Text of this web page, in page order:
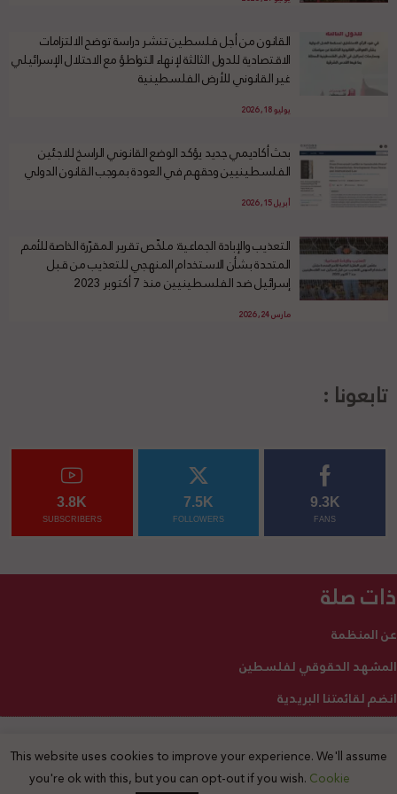
القانون من أجل فلسطين تنشر دراسة توضح الالتزامات
الاقتصادية للدول الثالثة لإنهاء التواطؤ مع الاحتلال الإسرائيلي
غير القانوني للأرض الفلسطينية
يوليو 18, 2026
بحث أكاديمي جديد يؤكد الوضع القانوني الراسخ للاجئين
الفلسطينيين وحقهم في العودة بموجب القانون الدولي
أبريل 15, 2026
التعذيب والإبادة الجماعية: ملخّص تقرير المقرّرة الخاصة للأمم
المتحدة بشأن الاستخدام المنهجي للتعذيب من قبل
إسرائيل ضد الفلسطينيين منذ 7 أكتوبر 2023
مارس 24, 2026
تابعونا :
9.3K
FANS
7.5K
FOLLOWERS
3.8K
SUBSCRIBERS
ذات صلة
عن المنظمة
المشهد الحقوقي لفلسطين
انضم لقائمتنا البريدية
2025 © جميع الحقوق محفوظة
This website uses cookies to improve your experience. We'll assume
you're ok with this, but you can opt-out if you wish. Cookie